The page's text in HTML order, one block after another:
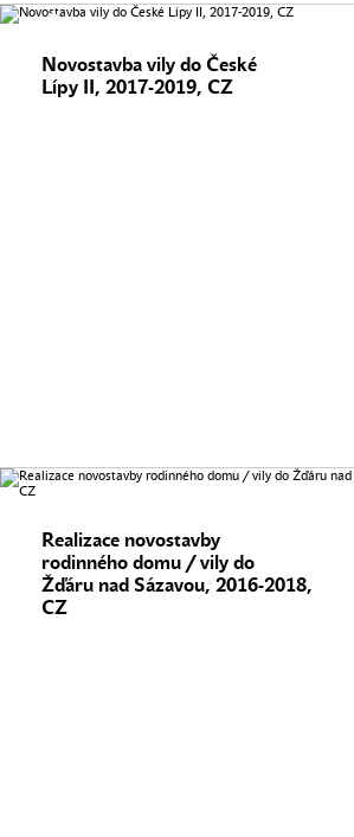
Novostavba vily do České
Lípy II, 2017-2019, CZ
Realizace novostavby
rodinného domu / vily do
Žďáru nad Sázavou, 2016-2018,
CZ